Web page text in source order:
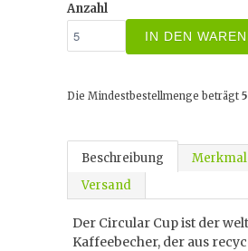
Anzahl
IN DEN
Die Mindestbestellmenge beträgt 5
Beschreibung
Versand
Der Circular Cup ist der
Kaffeebecher, der aus